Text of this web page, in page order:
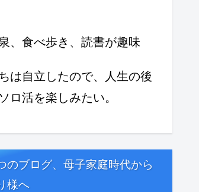
、食べ歩き、読書が趣味
は自立したので、人生の後
ロ活を楽しみたい。
のブログ、母子家庭時代から
様へ